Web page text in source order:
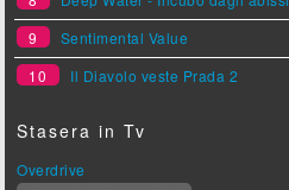
9
Sentimental Value
10
Il Diavolo veste Prada 2
Stasera in Tv
Overdrive